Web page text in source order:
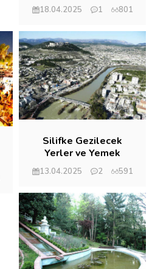
18.04.2025 1 801
Silifke Gezilecek
Yerler ve Yemek
Kültürü
13.04.2025 2 591